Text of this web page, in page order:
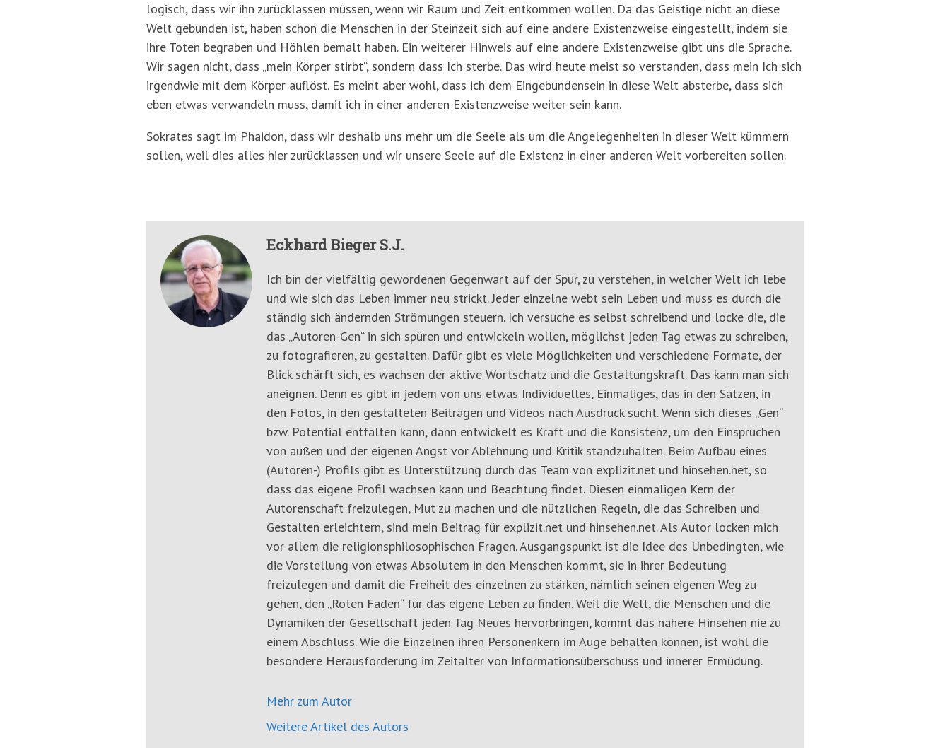
logisch, dass wir ihn zurücklassen müssen, wenn wir Raum und Zeit entkommen wollen. Da das Geistige nicht an diese
Welt gebunden ist, haben schon die Menschen in der Steinzeit sich auf eine andere Existenzweise eingestellt, indem sie
ihre Toten begraben und Höhlen bemalt haben. Ein weiterer Hinweis auf eine andere Existenzweise gibt uns die Sprache.
Wir sagen nicht, dass „mein Körper stirbt“, sondern dass Ich sterbe. Das wird heute meist so verstanden, dass mein Ich sich
irgendwie mit dem Körper auflöst. Es meint aber wohl, dass ich dem Eingebundensein in diese Welt absterbe, dass sich
eben etwas verwandeln muss, damit ich in einer anderen Existenzweise weiter sein kann.
Sokrates sagt im Phaidon, dass wir deshalb uns mehr um die Seele als um die Angelegenheiten in dieser Welt kümmern
sollen, weil dies alles hier zurücklassen und wir unsere Seele auf die Existenz in einer anderen Welt vorbereiten sollen.
Eckhard Bieger S.J.
Ich bin der vielfältig gewordenen Gegenwart auf der Spur, zu verstehen, in welcher Welt ich lebe
und wie sich das Leben immer neu strickt. Jeder einzelne webt sein Leben und muss es durch die
ständig sich ändernden Strömungen steuern. Ich versuche es selbst schreibend und locke die, die
das „Autoren-Gen“ in sich spüren und entwickeln wollen, möglichst jeden Tag etwas zu schreiben,
zu fotografieren, zu gestalten. Dafür gibt es viele Möglichkeiten und verschiedene Formate, der
Blick schärft sich, es wachsen der aktive Wortschatz und die Gestaltungskraft. Das kann man sich
aneignen. Denn es gibt in jedem von uns etwas Individuelles, Einmaliges, das in den Sätzen, in
den Fotos, in den gestalteten Beiträgen und Videos nach Ausdruck sucht. Wenn sich dieses „Gen“
bzw. Potential entfalten kann, dann entwickelt es Kraft und die Konsistenz, um den Einsprüchen
von außen und der eigenen Angst vor Ablehnung und Kritik standzuhalten. Beim Aufbau eines
(Autoren-) Profils gibt es Unterstützung durch das Team von explizit.net und hinsehen.net, so
dass das eigene Profil wachsen kann und Beachtung findet. Diesen einmaligen Kern der
Autorenschaft freizulegen, Mut zu machen und die nützlichen Regeln, die das Schreiben und
Gestalten erleichtern, sind mein Beitrag für explizit.net und hinsehen.net. Als Autor locken mich
vor allem die religionsphilosophischen Fragen. Ausgangspunkt ist die Idee des Unbedingten, wie
die Vorstellung von etwas Absolutem in den Menschen kommt, sie in ihrer Bedeutung
freizulegen und damit die Freiheit des einzelnen zu stärken, nämlich seinen eigenen Weg zu
gehen, den „Roten Faden“ für das eigene Leben zu finden. Weil die Welt, die Menschen und die
Dynamiken der Gesellschaft jeden Tag Neues hervorbringen, kommt das nähere Hinsehen nie zu
einem Abschluss. Wie die Einzelnen ihren Personenkern im Auge behalten können, ist wohl die
besondere Herausforderung im Zeitalter von Informationsüberschuss und innerer Ermüdung.
Mehr zum Autor
Weitere Artikel des Autors